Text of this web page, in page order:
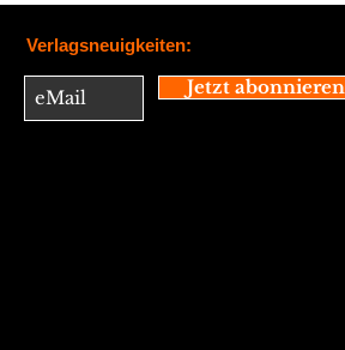
Verlagsneuigkeiten:
Jetzt abonnieren